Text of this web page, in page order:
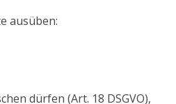
ausüben:
dürfen (Art. 18 DSGVO),